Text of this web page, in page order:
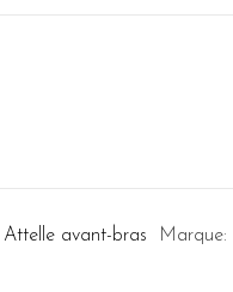
Attelle avant-bras Marque: